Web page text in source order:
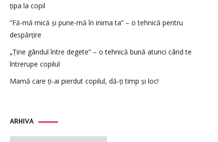
țipa la copil
”Fă-mă mică și pune-mă în inima ta” – o tehnică pentru
despărțire
„Ține gândul între degete” – o tehnică bună atunci când te
întrerupe copilul
Mamă care ți-ai pierdut copilul, dă-ți timp și loc!
ARHIVAARHIVA